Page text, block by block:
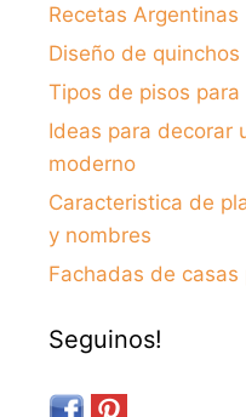
Recetas Argentinas
Diseño de
Tipos de pisos
Ideas para decorar
moderno
Caracteristica de
y nombres
Fachadas de casas
Seguinos!